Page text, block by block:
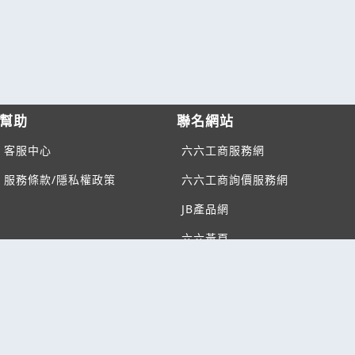
幫助
客服中心
服務條款/隱私權政策
聯名網站
六六工商服務網
六六工商詢價服務網
JB產品網
六六黃頁